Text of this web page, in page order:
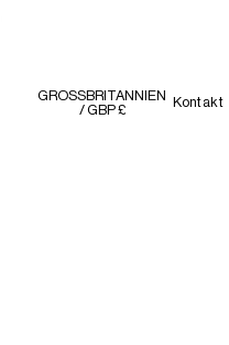
GROSSBRITANNIEN
/ GBP £
Kontakt